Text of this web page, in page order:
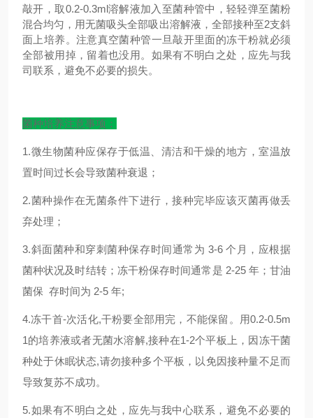
敲开，取0.2-0.3ml溶解液加入至菌种管中，轻轻弹至菌粉
混合均匀，用无菌吸头全部吸出溶解液，全部接种至2支斜
面上培养。注意真空菌种管一旦敲开里面的冻干粉就必须
全部被用掉，留着也没用。如果有不明白之处，应先与我
司联系，避免不必要的损失。
菌种培养注意事项：
1.微生物菌种应保存于低温、清洁和干燥的地方，室温放
置时间过长会导致菌种衰退；
2.菌种操作在无菌条件下进行，接种完毕应该灭菌再做丢
弃处理；
3.斜面菌种和穿刺菌种保存时间通常为 3-6 个月，应根据
菌种状况及时结转；冻干粉保存时间通常是 2-25 年；甘油
菌保 存时间为 2-5 年;
4.冻干首-次活化,干粉要全部用完，不能保留。用0.2-0.5m
1的培养液或者无菌水溶解,接种在1-2个平板上，因冻干菌
种处于休眠状态,请勿接种多个平板，以免因接种量不足而
导致复苏不成功。
5.如果有不明白之处，应先与我中心联系，避免不必要的